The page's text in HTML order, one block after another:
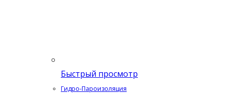
Быстрый просмотр
Гидро-Пароизоляция